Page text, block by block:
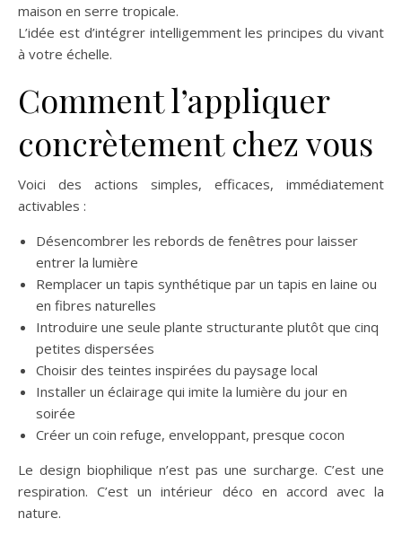
maison en serre tropicale.
L’idée est d’intégrer intelligemment les principes du vivant
à votre échelle.
Comment l’appliquer
concrètement chez vous
Voici des actions simples, efficaces, immédiatement
activables :
Désencombrer les rebords de fenêtres pour laisser
entrer la lumière
Remplacer un tapis synthétique par un tapis en laine ou
en fibres naturelles
Introduire une seule plante structurante plutôt que cinq
petites dispersées
Choisir des teintes inspirées du paysage local
Installer un éclairage qui imite la lumière du jour en
soirée
Créer un coin refuge, enveloppant, presque cocon
Le design biophilique n’est pas une surcharge. C’est une
respiration. C’est un intérieur déco en accord avec la
nature.